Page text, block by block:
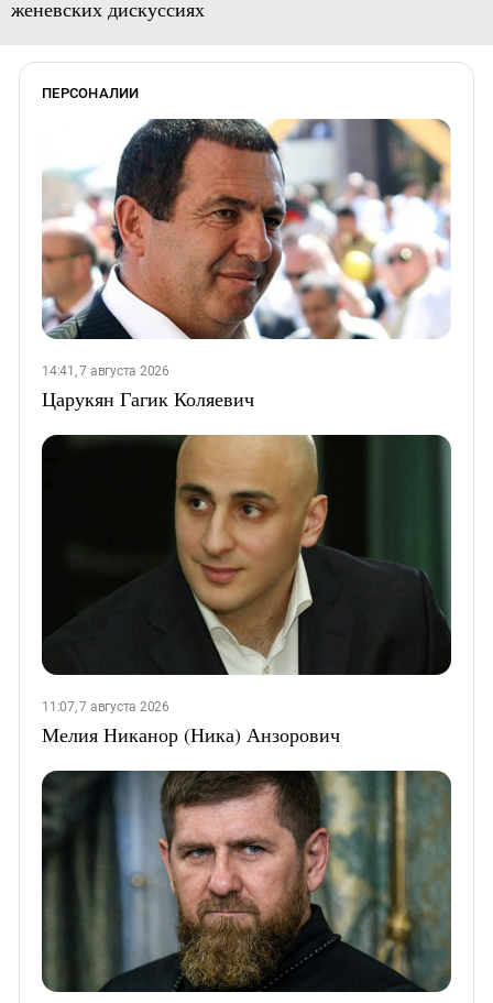
женевских дискуссиях
ПЕРСОНАЛИИ
14:41, 7 августа 2026
Царукян Гагик Коляевич
11:07, 7 августа 2026
Мелия Никанор (Ника) Анзорович